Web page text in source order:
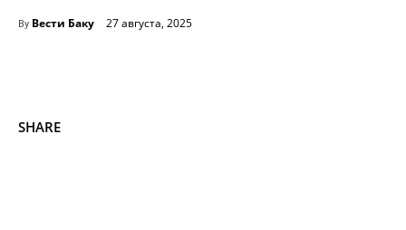
By Вести Баку 27 августа, 2025
SHARE